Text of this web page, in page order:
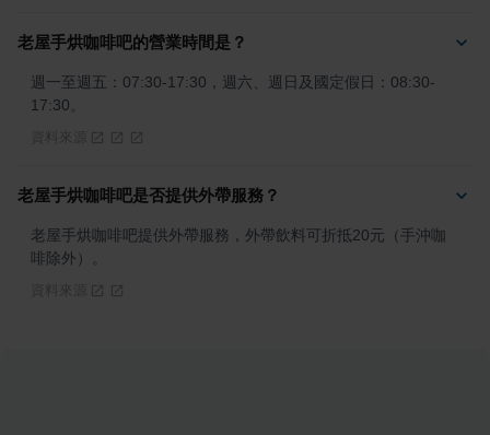
老屋手烘咖啡吧的營業時間是？
週一至週五：07:30-17:30，週六、週日及國定假日：08:30-
17:30。
老屋手烘咖啡吧是否提供外帶服務？
老屋手烘咖啡吧提供外帶服務，外帶飲料可折抵20元（手沖咖
啡除外）。